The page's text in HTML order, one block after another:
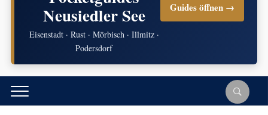
Neusiedler See
Eisenstadt · Rust · Mörbisch · Illmitz ·
Podersdorf
Guides öffnen →